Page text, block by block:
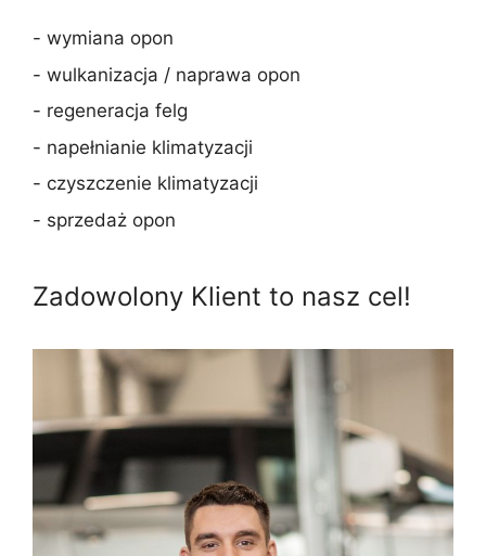
- wymiana opon
- wulkanizacja / naprawa opon
- regeneracja felg
- napełnianie klimatyzacji
- czyszczenie klimatyzacji
- sprzedaż opon
Zadowolony Klient to nasz cel!